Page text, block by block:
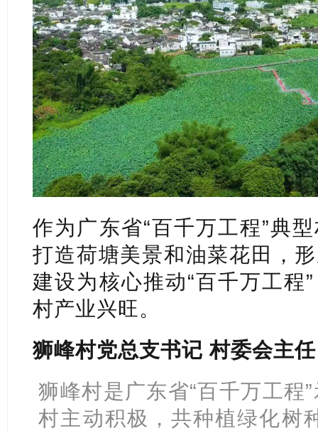
作为广东省“百千万工程”典
打造荷塘美景和油菜花田，
建设为核心推动“百千万工程
村产业兴旺。
狮峰村党总支书记 村委会主
狮峰村是广东省“百千万工程
村主动积极，共种植绿化树